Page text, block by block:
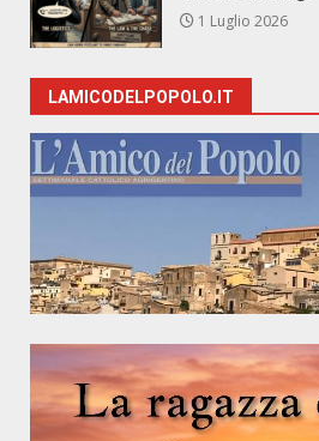
1 Luglio 2026
LAMICODELPOPOLO.IT